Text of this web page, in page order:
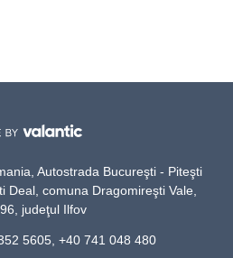
Autostrada Bucureşti - Piteşti
Deal, comuna Dragomireşti Vale,
judeţul Ilfov
5605, +40 741 048 480